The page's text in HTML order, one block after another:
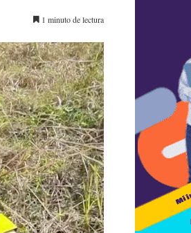
1 minuto de lectura